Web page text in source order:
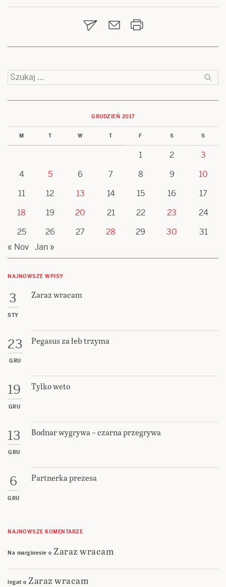
wpisu
Szukaj:
GRUDZIEŃ 2017
M T W T F S S
1 2
3
4
5 6 7 8 9
10
11
12 13 14 15 16
17
18
19 20 21 22 23
24
25
26 27 28 29 30
31
« Nov Jan »
NAJNOWSZE WPISY
3
STY
Zaraz wracam
23
GRU
Pegasus za łeb trzyma
19
GRU
Tylko weto
13
GRU
Bodnar wygrywa – czarna przegrywa
6
GRU
Partnerka prezesa
NAJNOWSZE KOMENTARZE
Na marginesie o Zaraz wracam
legat o Zaraz wracam